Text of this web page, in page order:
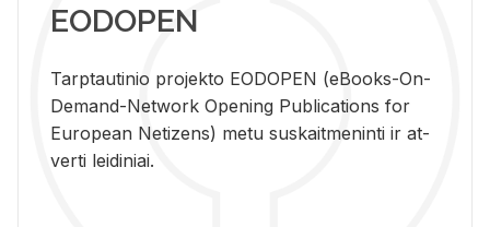
EODOPEN
Tarp­tau­ti­nio pro­jek­to EO­DO­PEN (eBo­oks-On-
De­mand-Ne­twork Ope­ning Pub­li­ca­tions for
Eu­ro­pe­an Ne­ti­zens) metu su­skait­me­nin­ti ir at­
ver­ti lei­di­niai.